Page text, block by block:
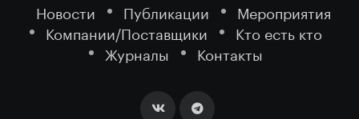
Новости Публикации
Мероприятия
Компании/Поставщики
Кто есть кто
Журналы
Контакты